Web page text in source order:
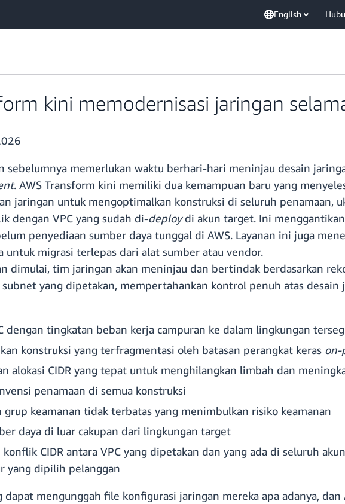
English
kini memodernisasi jaringan
sebelumnya memerlukan waktu berhari-hari meninjau desain
. AWS Transform kini memiliki dua kemampuan baru yang
jaringan untuk mengoptimalkan konstruksi di seluruh penamaan,
dengan VPC yang sudah di-deploydi akun target. Ini
penyediaan sumber daya tunggal di AWS. Layanan ini juga
untuk migrasi terlepas dari alat sumber atau vendor.
dimulai, tim jaringan akan meninjau dan bertindak berdasarkan
yang dipetakan, mempertahankan kontrol penuh atas desain
dengan tingkatan beban kerja campuran ke dalam lingkungan
konstruksi yang terfragmentasi oleh batasan perangkat keras on-
alokasi CIDR yang tepat untuk menghilangkan limbah dan
penamaan di semua konstruksi
grup keamanan tidak terbatas yang menimbulkan risiko keamanan
daya di luar cakupan dari lingkungan target
CIDR antara VPC yang dipetakan dan yang ada di seluruh
yang dipilih pelanggan
dapat mengunggah file konfigurasi jaringan mereka apa adanya,